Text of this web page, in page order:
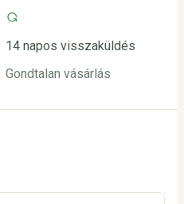
14 napos visszaküldés
Gondtalan vásárlás